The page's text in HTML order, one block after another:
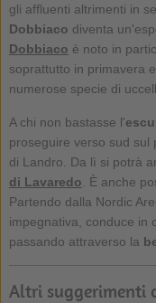
gli affluenti altrimenti in
Dobbiaco diventa
Dobbiaco è noto in
soprattutto in primavera
numerose specie di
A chi non bastasse l'
proseguire verso sud sul
di Landro. Da lì si potrà
di Lavaredo . È anche
Partendo dalla Nordic
impegnativa, conduce in
passando attraverso la
Altri suggerimenti